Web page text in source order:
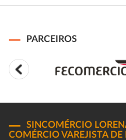
PARCEIROS
SINCOMÉRCIO
COMÉRCIO VAREJISTA DE